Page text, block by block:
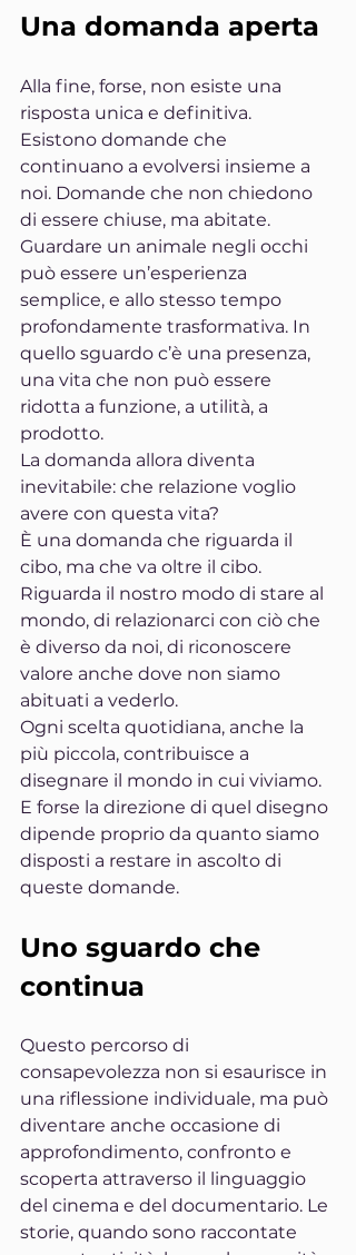
Una domanda aperta
Alla fine, forse, non esiste una
risposta unica e definitiva.
Esistono domande che
continuano a evolversi insieme a
noi. Domande che non chiedono
di essere chiuse, ma abitate.
Guardare un animale negli occhi
può essere un’esperienza
semplice, e allo stesso tempo
profondamente trasformativa. In
quello sguardo c’è una presenza,
una vita che non può essere
ridotta a funzione, a utilità, a
prodotto.
La domanda allora diventa
inevitabile: che relazione voglio
avere con questa vita?
È una domanda che riguarda il
cibo, ma che va oltre il cibo.
Riguarda il nostro modo di stare al
mondo, di relazionarci con ciò che
è diverso da noi, di riconoscere
valore anche dove non siamo
abituati a vederlo.
Ogni scelta quotidiana, anche la
più piccola, contribuisce a
disegnare il mondo in cui viviamo.
E forse la direzione di quel disegno
dipende proprio da quanto siamo
disposti a restare in ascolto di
queste domande.
Uno sguardo che
continua
Questo percorso di
consapevolezza non si esaurisce in
una riflessione individuale, ma può
diventare anche occasione di
approfondimento, confronto e
scoperta attraverso il linguaggio
del cinema e del documentario. Le
storie, quando sono raccontate